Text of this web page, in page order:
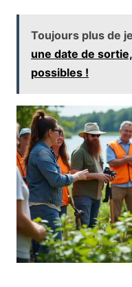
Toujours plus de
une date de
possibles !